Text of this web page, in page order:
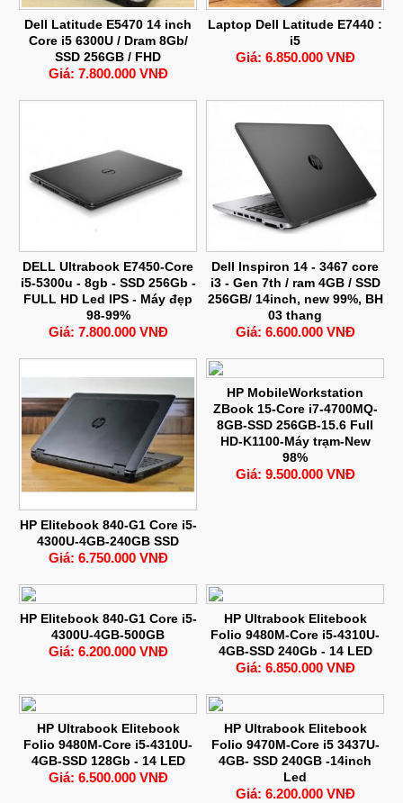
Dell Latitude E5470 14 inch
Core i5 6300U / Dram 8Gb/
SSD 256GB / FHD
Giá: 7.800.000 VNĐ
Laptop Dell Latitude E7440 :
i5
Giá: 6.850.000 VNĐ
DELL Ultrabook E7450-Core
i5-5300u - 8gb - SSD 256Gb -
FULL HD Led IPS - Máy đẹp
98-99%
Giá: 7.800.000 VNĐ
Dell Inspiron 14 - 3467 core
i3 - Gen 7th / ram 4GB / SSD
256GB/ 14inch, new 99%, BH
03 thang
Giá: 6.600.000 VNĐ
HP Elitebook 840-G1 Core i5-
4300U-4GB-240GB SSD
Giá: 6.750.000 VNĐ
HP MobileWorkstation
ZBook 15-Core i7-4700MQ-
8GB-SSD 256GB-15.6 Full
HD-K1100-Máy trạm-New
98%
Giá: 9.500.000 VNĐ
HP Elitebook 840-G1 Core i5-
4300U-4GB-500GB
Giá: 6.200.000 VNĐ
HP Ultrabook Elitebook
Folio 9480M-Core i5-4310U-
4GB-SSD 240Gb - 14 LED
Giá: 6.850.000 VNĐ
HP Ultrabook Elitebook
Folio 9480M-Core i5-4310U-
4GB-SSD 128Gb - 14 LED
Giá: 6.500.000 VNĐ
HP Ultrabook Elitebook
Folio 9470M-Core i5 3437U-
4GB- SSD 240GB -14inch
Led
Giá: 6.200.000 VNĐ